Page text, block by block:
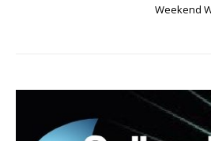
Weekend